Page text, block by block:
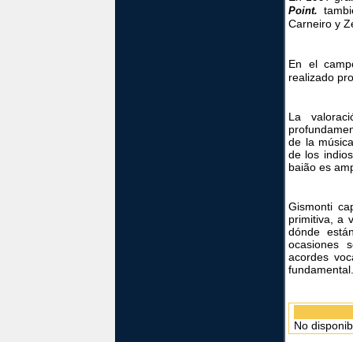
Point.
Carneiro y
En el
realizado
La
de la
de los
baião es
Gismonti
primitiva, a
dónde
ocasiones
acordes
fundamental.
No